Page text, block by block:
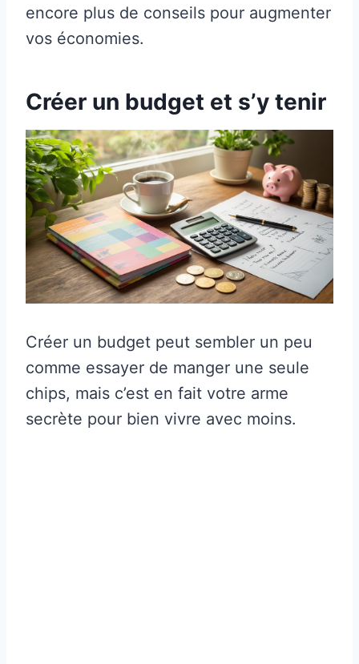
encore plus de conseils pour augmenter
vos économies.
Créer un budget et s’y tenir
Créer un budget peut sembler un peu
comme essayer de manger une seule
chips, mais c’est en fait votre arme
secrète pour bien vivre avec moins.